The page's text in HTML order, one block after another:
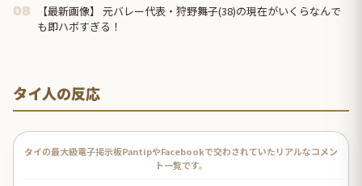
08
【最新画像】 元バレー代表・狩野舞子(38)の現在がいくらなんで
も即ハボすぎる！
タイ人の反応
タイの最大級電子掲示板PantipやFacebookで交わされていたリアルなコメン
ト一覧です。